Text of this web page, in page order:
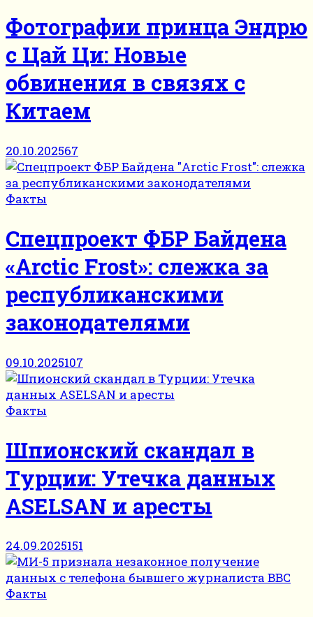
Фотографии принца Эндрю
с Цай Ци: Новые
обвинения в связях с
Китаем
20.10.202567
Факты
Спецпроект ФБР Байдена
«Arctic Frost»: слежка за
республиканскими
законодателями
09.10.2025107
Факты
Шпионский скандал в
Турции: Утечка данных
ASELSAN и аресты
24.09.2025151
Факты